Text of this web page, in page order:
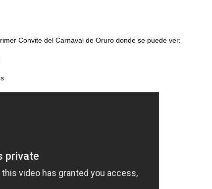
Convite del Carnaval de Oruro donde se puede ver: